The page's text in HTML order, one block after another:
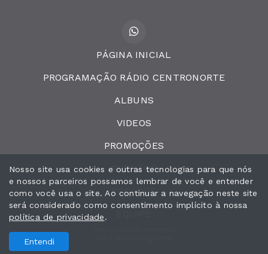
PÁGINA INICIAL
PROGRAMAÇÃO RÁDIO CENTRONORTE
ALBUNS
VIDEOS
PROMOÇÕES
EVENTOS
RECADOS
Nosso site usa cookies e outras tecnologias para que nós
e nossos parceiros possamos lembrar de você e entender
como você usa o site. Ao continuar a navegação neste site
será considerado como consentimento implícito à nossa
política de privacidade.
Entendi